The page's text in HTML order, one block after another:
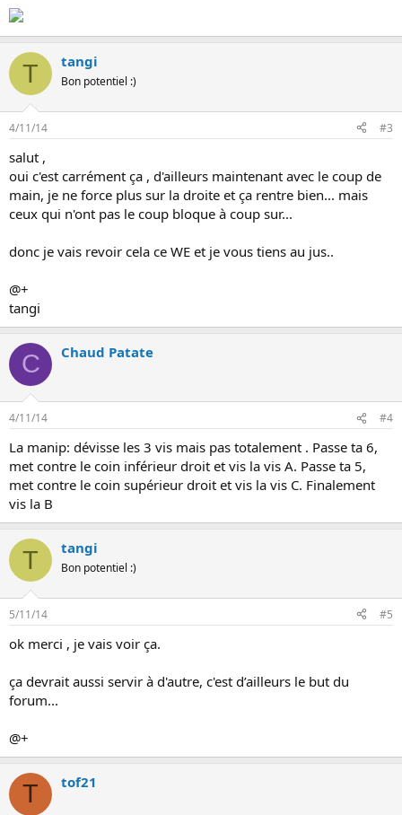
T tangi
Bon potentiel :)
4/11/14 #3
salut ,
oui c'est carrément ça , d'ailleurs maintenant avec le coup de
main, je ne force plus sur la droite et ça rentre bien... mais
ceux qui n'ont pas le coup bloque à coup sur...
donc je vais revoir cela ce WE et je vous tiens au jus..
@+
tangi
C Chaud Patate
4/11/14 #4
La manip: dévisse les 3 vis mais pas totalement . Passe ta 6,
met contre le coin inférieur droit et vis la vis A. Passe ta 5,
met contre le coin supérieur droit et vis la vis C. Finalement
vis la B
T tangi
Bon potentiel :)
5/11/14 #5
ok merci , je vais voir ça.
ça devrait aussi servir à d'autre, c'est d’ailleurs le but du
forum...
@+
T tof21